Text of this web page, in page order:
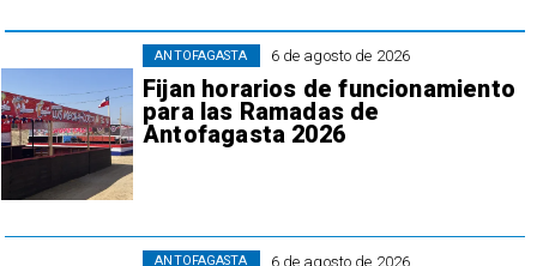
6 de agosto de 2026
Fijan horarios de funcionamiento
para las Ramadas de
Antofagasta 2026
ANTOFAGASTA
6 de agosto de 2026
ANTOFAGASTA